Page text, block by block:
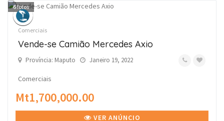
6fotos
Comerciais
Vende-se Camião Mercedes Axio
Província: Maputo Janeiro 19, 2022
Comerciais
Mt1,700,000.00
VER ANÚNCIO